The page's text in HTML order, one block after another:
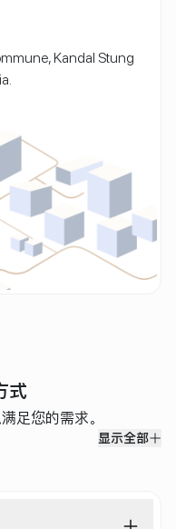
Kandal Stung
式
足您的需求。
显示全部